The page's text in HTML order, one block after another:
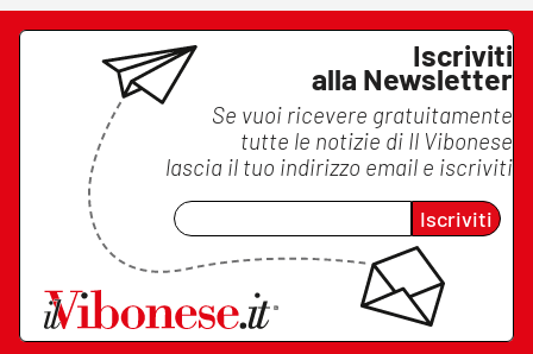
Iscriviti
alla Newsletter
Se vuoi ricevere gratuitamente
tutte le notizie di Il Vibonese
lascia il tuo indirizzo email e iscriviti
Iscriviti